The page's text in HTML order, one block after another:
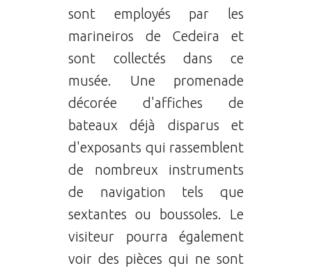
sont employés par les
marineiros de Cedeira et
sont collectés dans ce
musée. Une promenade
décorée d'affiches de
bateaux déjà disparus et
d'exposants qui rassemblent
de nombreux instruments
de navigation tels que
sextantes ou boussoles. Le
visiteur pourra également
voir des pièces qui ne sont